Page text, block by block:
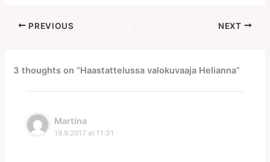
PREVIOUS NEXT
3 thoughts on “Haastattelussa valokuvaaja Helianna”
Martina
19.9.2017 at 11:31